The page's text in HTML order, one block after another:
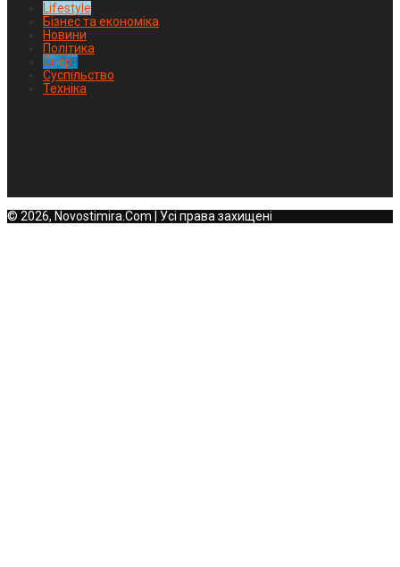
Lifestyle
Бізнес та економіка
Новини
Політика
Спорт
Суспільство
Техніка
© 2026, Novostimira.Com | Усі права захищені